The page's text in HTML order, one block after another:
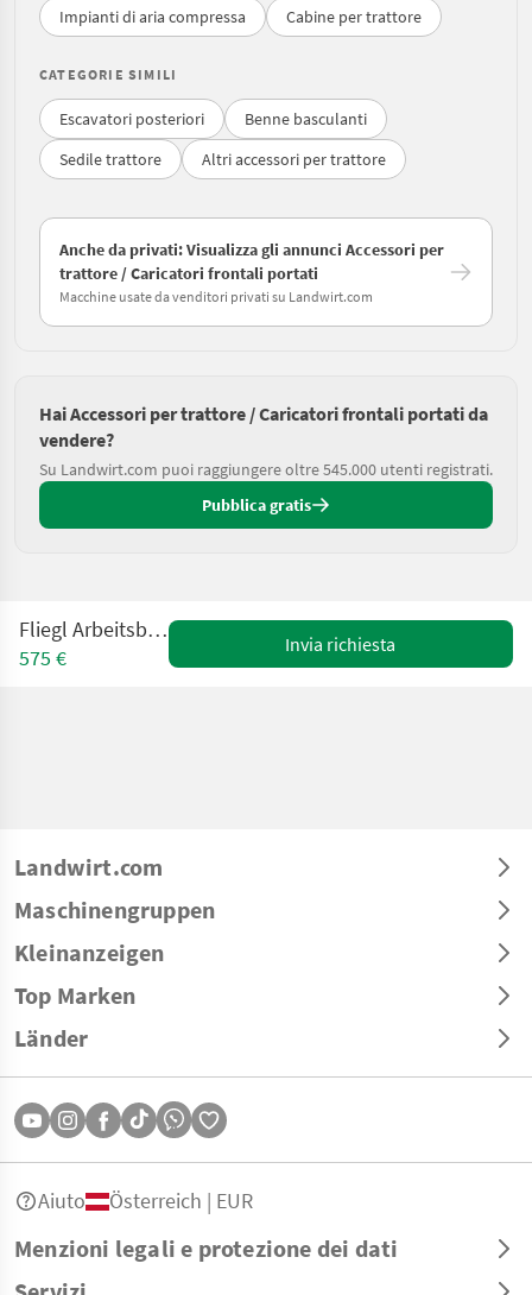
Impianti di aria compressa
Cabine per trattore
CATEGORIE SIMILI
Escavatori posteriori
Benne basculanti
Sedile trattore
Altri accessori per trattore
Anche da privati: Visualizza gli annunci Accessori per
trattore / Caricatori frontali portati
Macchine usate da venditori privati su Landwirt.com
Hai Accessori per trattore / Caricatori frontali portati da
vendere?
Su Landwirt.com puoi raggiungere oltre 545.000 utenti registrati.
Pubblica gratis
Fliegl Arbeitsbühne Easy
575 €
Invia richiesta
Landwirt.com
Maschinengruppen
Kleinanzeigen
Top Marken
Länder
Menzioni legali e protezione dei dati
Aiuto Österreich | EUR